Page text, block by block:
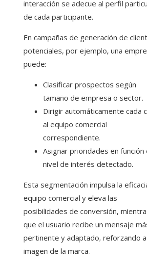
interacción se adecue al perfil
de cada participante.
En campañas de generación de
potenciales, por ejemplo, una
puede:
Clasificar prospectos según
tamaño de empresa o sector.
Dirigir automáticamente cada
al equipo comercial
correspondiente.
Asignar prioridades en función
nivel de interés detectado.
Esta segmentación impulsa la
equipo comercial y eleva las
posibilidades de conversión,
que el usuario recibe un mensaje
pertinente y adaptado, reforzando
imagen de la marca.